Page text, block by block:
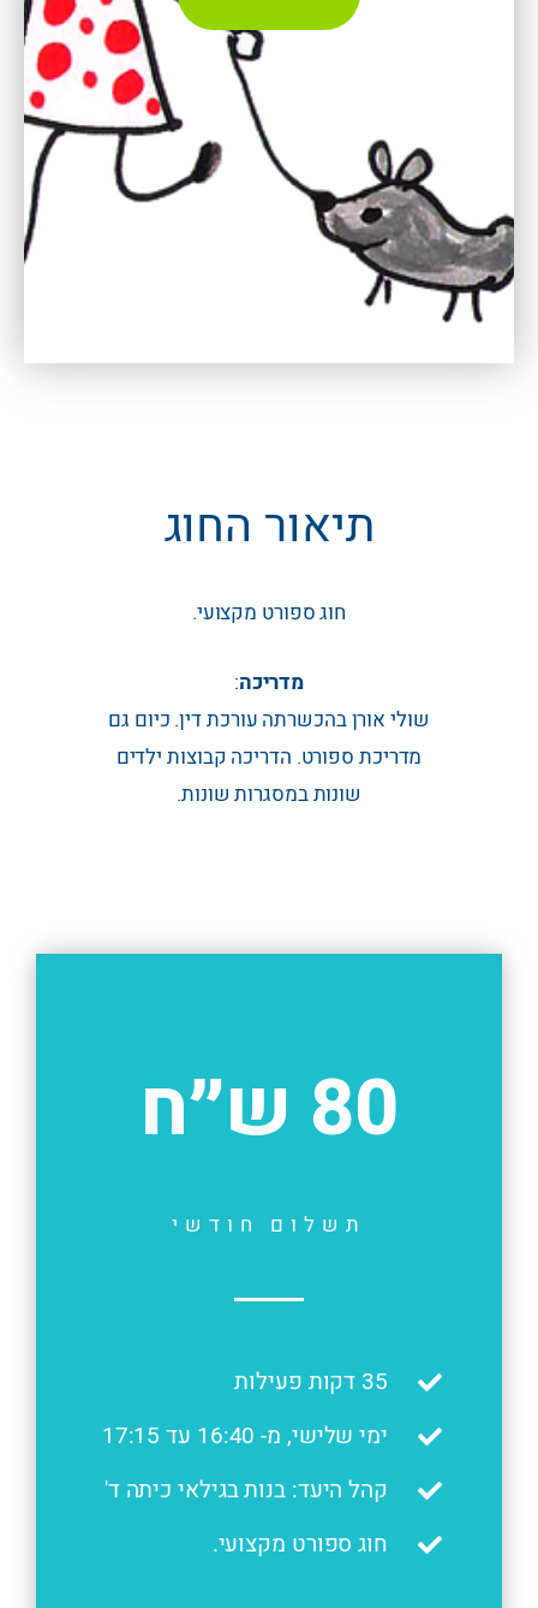
תיאור החוג
חוג ספורט מקצועי.
מדריכה:
שולי אורן בהכשרתה עורכת דין. כיום גם
מדריכת ספורט. הדריכה קבוצות ילדים
שונות במסגרות שונות.
80 ש״ח
תשלום חודשי
35 דקות פעילות
ימי שלישי, מ- 16:40 עד 17:15
קהל היעד: בנות בגילאי כיתה ד'
חוג ספורט מקצועי.